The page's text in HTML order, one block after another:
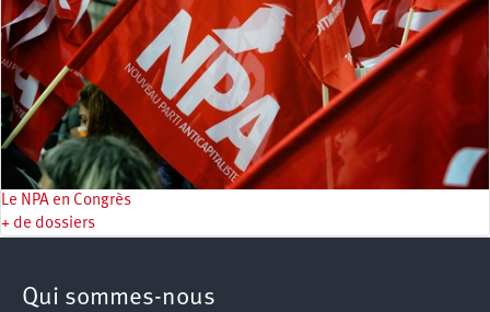
Le NPA en Congrès
+ de dossiers
Qui sommes-nous